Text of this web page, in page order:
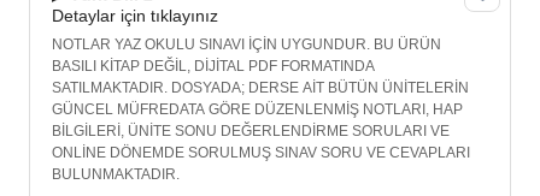
Detaylar için tıklayınız
NOTLAR YAZ OKULU SINAVI İÇİN UYGUNDUR. BU ÜRÜN
BASILI KİTAP DEĞİL, DİJİTAL PDF FORMATINDA
SATILMAKTADIR. DOSYADA; DERSE AİT BÜTÜN ÜNİTELERİN
GÜNCEL MÜFREDATA GÖRE DÜZENLENMİŞ NOTLARI, HAP
BİLGİLERİ, ÜNİTE SONU DEĞERLENDİRME SORULARI VE
ONLİNE DÖNEMDE SORULMUŞ SINAV SORU VE CEVAPLARI
BULUNMAKTADIR.